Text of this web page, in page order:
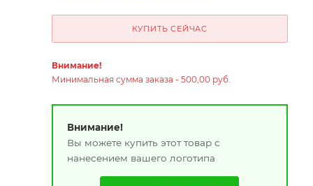
КУПИТЬ СЕЙЧАС
Внимание!
Минимальная сумма заказа - 500,00 руб.
Внимание!
Вы можете купить этот товар с
нанесением вашего логотипа